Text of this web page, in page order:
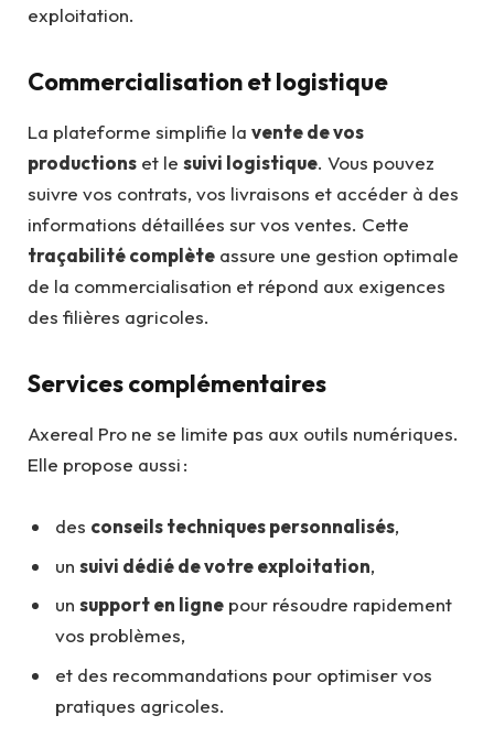
exploitation.
Commercialisation et logistique
La plateforme simplifie la vente de vos
productions et le suivi logistique. Vous pouvez
suivre vos contrats, vos livraisons et accéder à des
informations détaillées sur vos ventes. Cette
traçabilité complète assure une gestion optimale
de la commercialisation et répond aux exigences
des filières agricoles.
Services complémentaires
Axereal Pro ne se limite pas aux outils numériques.
Elle propose aussi :
des conseils techniques personnalisés,
un suivi dédié de votre exploitation,
un support en ligne pour résoudre rapidement
vos problèmes,
et des recommandations pour optimiser vos
pratiques agricoles.